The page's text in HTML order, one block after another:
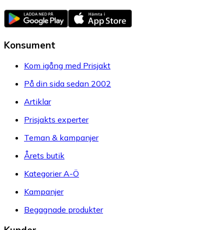
Konsument
Kom igång med Prisjakt
På din sida sedan 2002
Artiklar
Prisjakts experter
Teman & kampanjer
Årets butik
Kategorier A-Ö
Kampanjer
Begagnade produkter